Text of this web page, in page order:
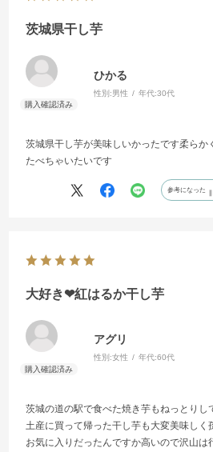
茨城県干し芋
ひかる
性別:男性 年代:30代
茨城県干し芋が美味しいかったです柔らか
たべちゃいたいです
参考になった
大好き❤紅はるか干し芋
アグリ
性別:女性 年代:60代
茨城の道の駅で食べた焼き芋もねっとりし
土産に買って帰った干し芋も大変美味しく
お気に入りだったんですか高いので沢山は